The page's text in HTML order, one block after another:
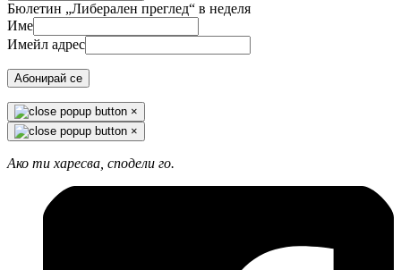
Бюлетин „Либерален преглед“ в неделя
Име
Имейл адрес
Абонирай се
×
×
Ако ти харесва, сподели го.